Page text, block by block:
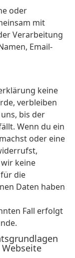
oder
mit
Verarbeitung
Email-
keine
verbleiben
bis der
Wenn du ein
oder eine
keine
die
Daten haben
Fall erfolgt